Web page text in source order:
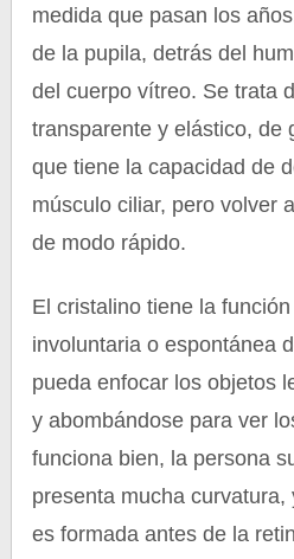
medida que pasan los
de la pupila, detrás del
del cuerpo vítreo. Se trata
transparente y elástico, de
que tiene la capacidad de
músculo ciliar, pero volver
de modo rápido.
El cristalino tiene la
involuntaria o espontánea
pueda enfocar los objetos
y abombándose para ver
funciona bien, la persona
presenta mucha
es formada antes de la